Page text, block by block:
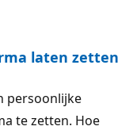
laten zetten
persoonlijke
te zetten. Hoe